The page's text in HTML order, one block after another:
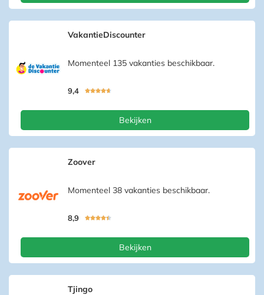
VakantieDiscounter
Momenteel 135 vakanties beschikbaar.
9,4 
Bekijken
Zoover
Momenteel 38 vakanties beschikbaar.
8,9 
Bekijken
Tjingo